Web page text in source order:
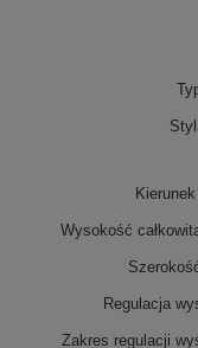
Zobacz
Wysokość
Regulacja
Zakres regulacji